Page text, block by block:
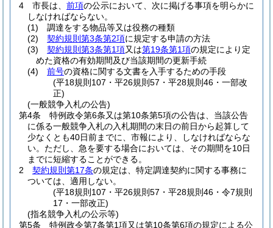
4
市長は、 前項の公示において、次に掲げる事項を明らかに
しなければならない。
(1)
調達をする物品等又は役務の種類
(2)
契約規則第3条第2項に規定する申請の方法
(3)
契約規則第3条第1項又は第19条第1項の規定により定
めた資格の有効期間及び当該期間の更新手続
(4)
前号の資格に関する文書を入手するための手段
(平18規則107・平26規則57・平28規則46・一部改
正)
(一般競争入札の公告)
第4条
特例政令第6条又は第10条第5項の公告は、当該公告
に係る一般競争入札の入札期間の末日の前日から起算して
少なくとも40日前までに、市報により、しなければならな
い。 ただし、急を要する場合においては、その期間を10日
までに短縮することができる。
2
契約規則第17条の規定は、特定調達契約に関する事務に
ついては、適用しない。
(平18規則107・平26規則57・平28規則46・令7規則
17・一部改正)
(指名競争入札の公示等)
第5条
特例政令第7条第1項又は第10条第6項の規定による公